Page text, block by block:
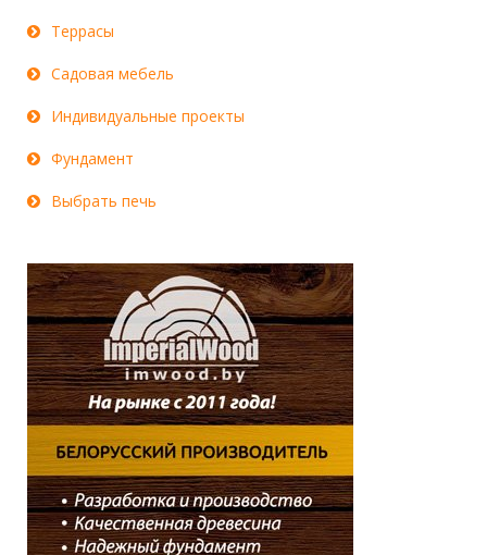
Террасы
Садовая мебель
Индивидуальные проекты
Фундамент
Выбрать печь